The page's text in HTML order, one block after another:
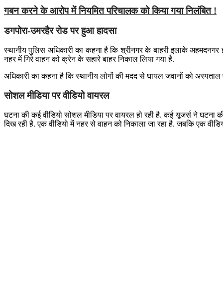
गबन करने के आरोप में नियमित परिचालक को किया गया निलंबित !
डगपोरा-उमरहैर रोड पर हुआ हादसा
स्थानीय पुलिस अधिकारी का कहना है कि श्रीनगर के बाहरी इलाके
नहर में गिरे वाहन को क्रेन के सहारे बाहर निकाल लिया गया है.
अधिकारी का कहना है कि स्थानीय लोगों की मदद से घायल जवानों को अस्पताल
सोशल मीडिया पर वीडियो वायरल
घटना की कई वीडियो सोशल मीडिया पर वायरल हो रही है. कई यूजर्स ने
दिख रही है. एक वीडियो में नहर से वाहन को निकाला जा रहा है. जबकि एक